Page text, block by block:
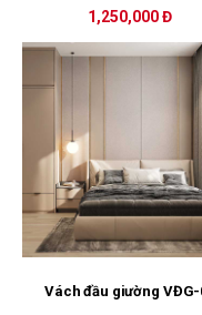
1,250,000 Đ
Vách đầu giường VĐG-